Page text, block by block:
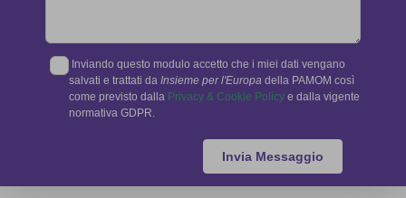
Inviando questo modulo accetto che i miei dati vengano
salvati e trattati da Insieme per l'Europa della PAMOM così
come previsto dalla Privacy & Cookie Policy e dalla vigente
normativa GDPR.
Invia Messaggio